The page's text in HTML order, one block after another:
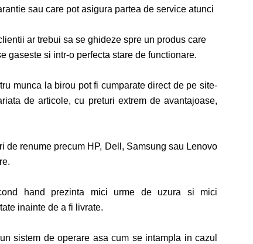
sau care pot asigura partea de service atunci
ar trebui sa se ghideze spre un produs care
gaseste si intr-o perfecta stare de functionare.
munca la birou pot fi cumparate direct de pe site-
de articole, cu preturi extrem de avantajoase,
de renume precum HP, Dell, Samsung sau Lenovo
hand prezinta mici urme de uzura si mici
inainte de a fi livrate.
sistem de operare asa cum se intampla in cazul